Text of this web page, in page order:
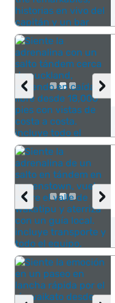
›
‹
›
‹